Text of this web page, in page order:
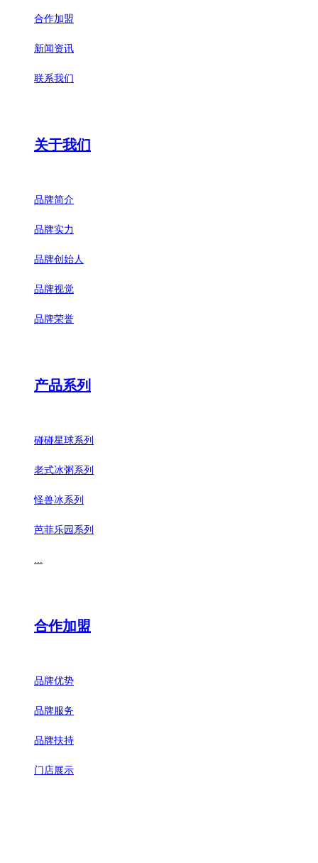
合作加盟
新闻资讯
联系我们
关于我们
品牌简介
品牌实力
品牌创始人
品牌视觉
品牌荣誉
产品系列
碰碰星球系列
老式冰粥系列
怪兽冰系列
芭菲乐园系列
合作加盟
品牌优势
品牌服务
品牌扶持
门店展示